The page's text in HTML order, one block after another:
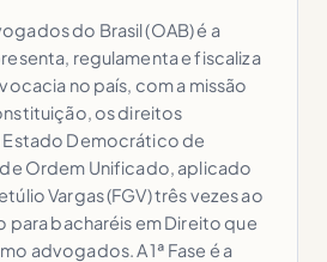
do Brasil (OAB) é a
regulamenta e fiscaliza
no país, com a missão
os direitos
Estado Democrático de
Ordem Unificado, aplicado
Vargas (FGV) três vezes ao
para bacharéis em Direito que
advogados. A 1ª Fase é a